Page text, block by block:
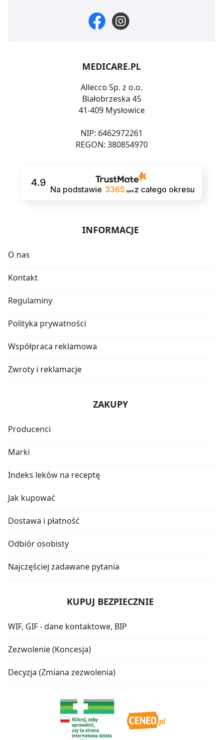
MEDICARE.PL
Allecco Sp. z o.o.
Białobrzeska 45
41-409 Mysłowice
NIP: 6462972261
REGON: 380854970
4.9
Na podstawie 3365 opinii z całego okresu
INFORMACJE
O nas
Kontakt
Regulaminy
Polityka prywatności
Współpraca reklamowa
Zwroty i reklamacje
ZAKUPY
Producenci
Marki
Indeks leków na receptę
Jak kupować
Dostawa i płatność
Odbiór osobisty
Najczęściej zadawane pytania
KUPUJ BEZPIECZNIE
WIF, GIF - dane kontaktowe, BIP
Zezwolenie (Koncesja)
Decyzja (Zmiana zezwolenia)